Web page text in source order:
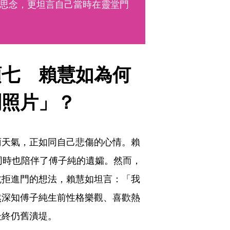
念，更坦言自己當時在靈堂門
　賴慧如為何
片」？
氣，正如同自己悲傷的心情。賴
也陪伴了傅子純的遺孀。然而，
進門的想法，賴慧如坦言：「我
知傅子純生前性格樂觀、喜歡熱
仍舊潰堤。